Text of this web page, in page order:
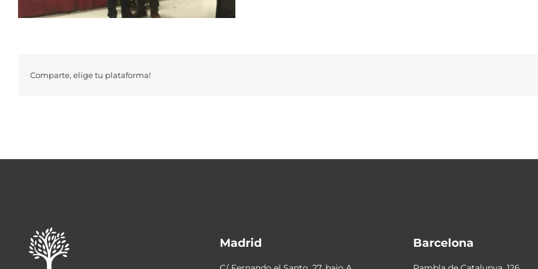
Comparte, elige tu plataforma!
Madrid Barcelona